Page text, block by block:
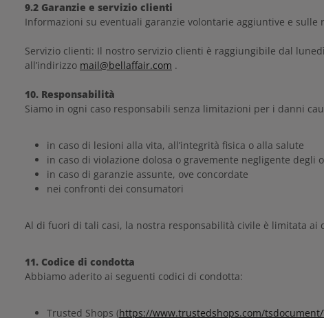
9.2 Garanzie e servizio clienti
Informazioni su eventuali garanzie volontarie aggiuntive e
Servizio clienti: Il nostro servizio clienti è raggiungibile dal
all’indirizzo mail@bellaffair.com .
10. Responsabilità
Siamo in ogni caso responsabili senza limitazioni per i danni
in caso di lesioni alla vita, all’integrità fisica o alla salute
in caso di violazione dolosa o gravemente negligente degli
in caso di garanzie assunte, ove concordate
nei confronti dei consumatori
Al di fuori di tali casi, la nostra responsabilità civile è limitata
11. Codice di condotta
Abbiamo aderito ai seguenti codici di condotta:
Trusted Shops (https://www.trustedshops.com/tsdocument/